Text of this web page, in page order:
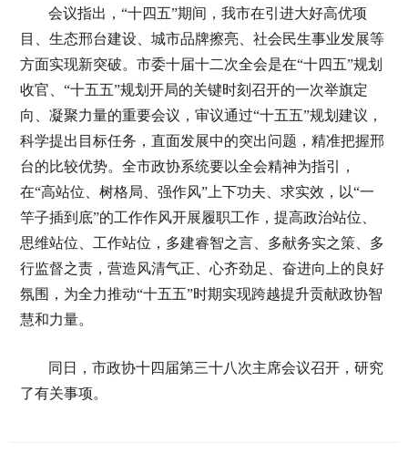
会议指出，“十四五”期间，我市在引进大好高优项
目、生态邢台建设、城市品牌擦亮、社会民生事业发展等
方面实现新突破。市委十届十二次全会是在“十四五”规划
收官、“十五五”规划开局的关键时刻召开的一次举旗定
向、凝聚力量的重要会议，审议通过“十五五”规划建议，
科学提出目标任务，直面发展中的突出问题，精准把握邢
台的比较优势。全市政协系统要以全会精神为指引，
在“高站位、树格局、强作风”上下功夫、求实效，以“一
竿子插到底”的工作作风开展履职工作，提高政治站位、
思维站位、工作站位，多建睿智之言、多献务实之策、多
行监督之责，营造风清气正、心齐劲足、奋进向上的良好
氛围，为全力推动“十五五”时期实现跨越提升贡献政协智
慧和力量。
同日，市政协十四届第三十八次主席会议召开，研究
了有关事项。